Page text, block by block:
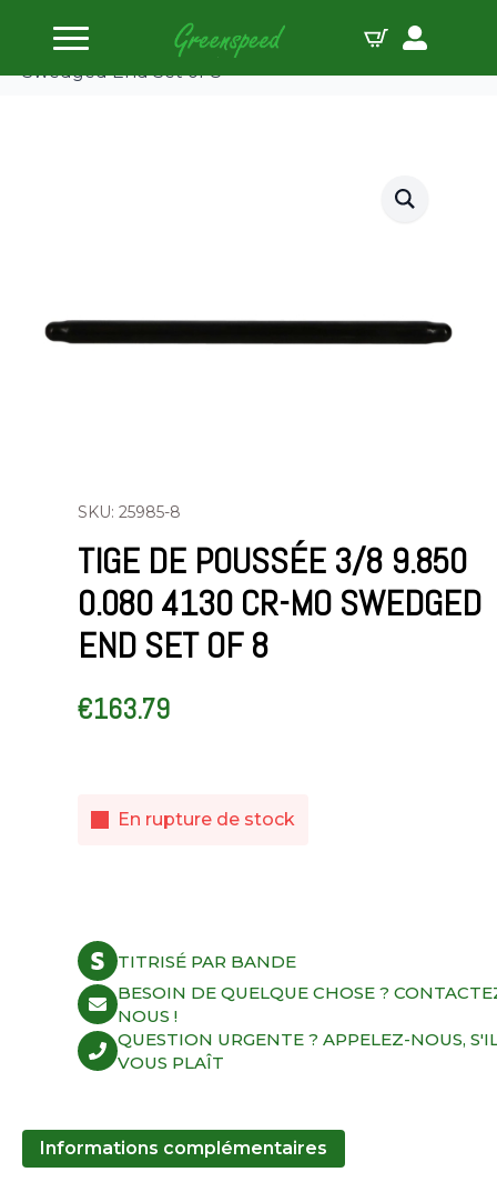
Accueil
Poussoirs
Tige de poussée 3/8 9.850 0.080 4130 Cr-Mo
Swedged End Set of 8
SKU: 25985-8
TIGE DE POUSSÉE 3/8 9.850
0.080 4130 CR-MO SWEDGED
END SET OF 8
€163.79
En rupture de stock
TITRISÉ PAR BANDE
BESOIN DE QUELQUE CHOSE ?
NOUS !
QUESTION URGENTE ? APPELEZ-NOUS,
VOUS PLAÎT
Informations complémentaires